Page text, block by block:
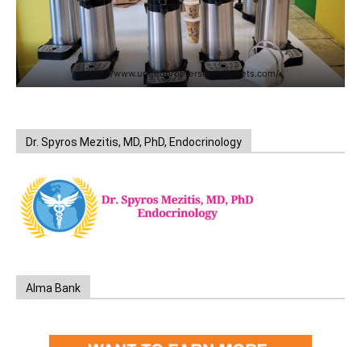
https://www.unitedbrothersfruitmarkets.com/
Dr. Spyros Mezitis, MD, PhD, Endocrinology
Alma Bank